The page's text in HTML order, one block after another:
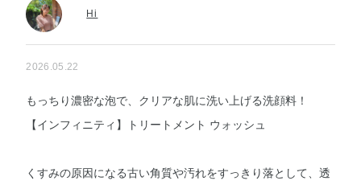
Hi
2026.05.22
​もっちり濃密な泡で、クリアな肌に洗い上げる洗顔料！
【インフィニティ】トリートメント ウォッシュ
くすみの原因になる古い角質や汚れをすっきり落として、透